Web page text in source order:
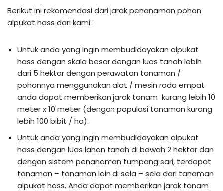
Berikut ini rekomendasi dari jarak penanaman pohon
alpukat hass dari kami :
Untuk anda yang ingin membudidayakan alpukat
hass dengan skala besar dengan luas tanah lebih
dari 5 hektar dengan perawatan tanaman /
pohonnya menggunakan alat / mesin roda empat
anda dapat memberikan jarak tanam kurang lebih 10
meter x 10 meter (dengan populasi tanaman kurang
lebih 100 bibit / ha).
Untuk anda yang ingin membudidayakan alpukat
hass dengan luas lahan tanah di bawah 2 hektar dan
dengan sistem penanaman tumpang sari, terdapat
tanaman – tanaman lain di sela – sela dari tanaman
alpukat hass. Anda dapat memberikan jarak tanam